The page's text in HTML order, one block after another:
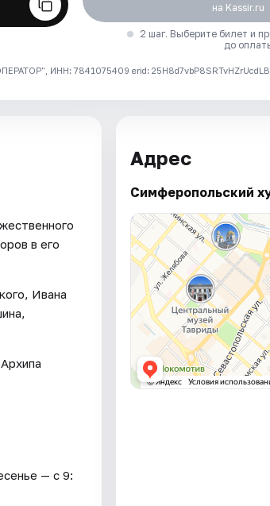
на Kassir.ru
2 шаг. Выберите билет и
до
ИНН: 7841075409 erid:
в его
Ивана
— с 9:
Адрес
Симферопольский